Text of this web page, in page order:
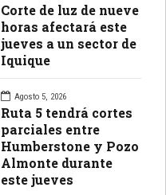
Corte de luz de nueve
horas afectará este
jueves a un sector de
Iquique
Agosto 5, 2026
Ruta 5 tendrá cortes
parciales entre
Humberstone y Pozo
Almonte durante
este jueves